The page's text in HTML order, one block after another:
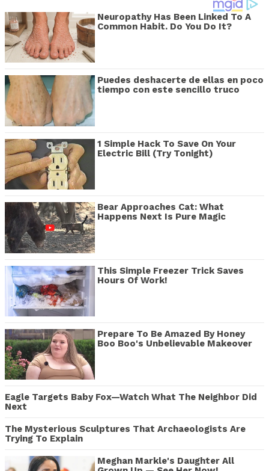
Neuropathy Has Been Linked To A
Common Habit. Do You Do It?
Puedes deshacerte de ellas en poco
tiempo con este sencillo truco
1 Simple Hack To Save On Your
Electric Bill (Try Tonight)
Bear Approaches Cat: What
Happens Next Is Pure Magic
This Simple Freezer Trick Saves
Hours Of Work!
Prepare To Be Amazed By Honey
Boo Boo's Unbelievable Makeover
Eagle Targets Baby Fox—Watch What The Neighbor Did
Next
The Mysterious Sculptures That Archaeologists Are
Trying To Explain
Meghan Markle's Daughter All